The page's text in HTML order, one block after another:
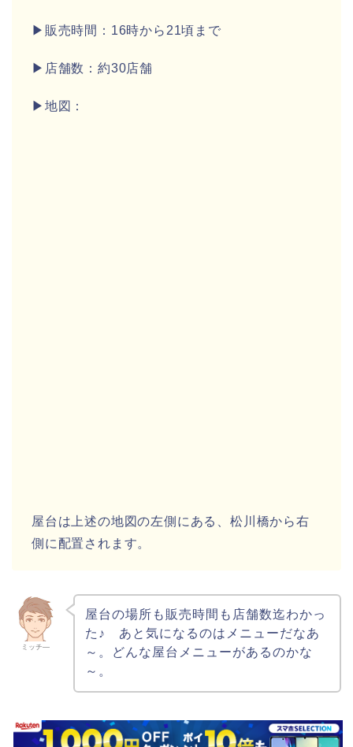
▶販売時間：16時から21頃まで
▶店舗数：約30店舗
▶地図：
屋台は上述の地図の左側にある、松川橋から右
側に配置されます。
ミッチ―
屋台の場所も販売時間も店舗数迄わかっ
た♪ あと気になるのはメニューだなあ
～。どんな屋台メニューがあるのかな
～。